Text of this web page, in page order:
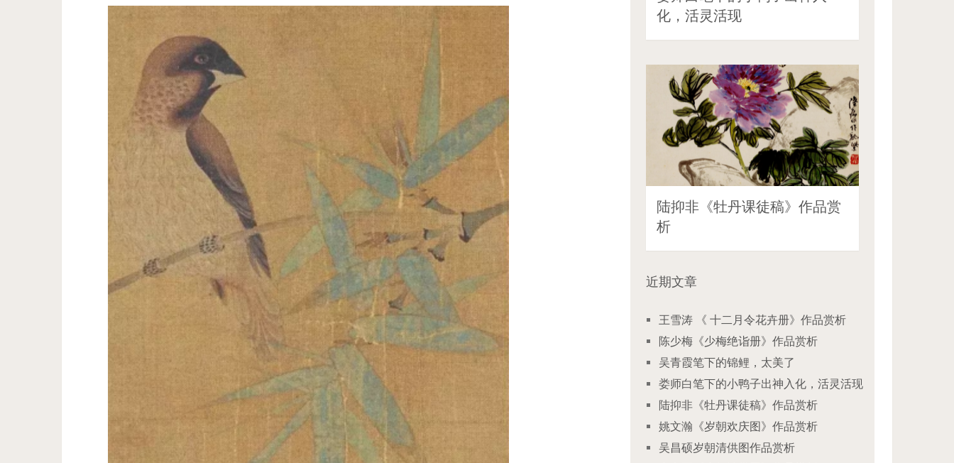
化，活灵活现
陆抑非《牡丹课徒稿》作品赏
析
近期文章
王雪涛 《 十二月令花卉册》作品赏析
陈少梅《少梅绝诣册》作品赏析
吴青霞笔下的锦鲤，太美了
娄师白笔下的小鸭子出神入化，活灵活现
陆抑非《牡丹课徒稿》作品赏析
姚文瀚《岁朝欢庆图》作品赏析
吴昌硕岁朝清供图作品赏析